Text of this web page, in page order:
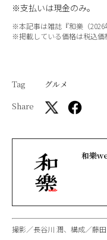
※支払いは現金のみ。
※本記事は雑誌『和樂（2026
※掲載している価格は税込価
Tag
グルメ
Share
和樂
撮影／長谷川 潤、構成／藤田